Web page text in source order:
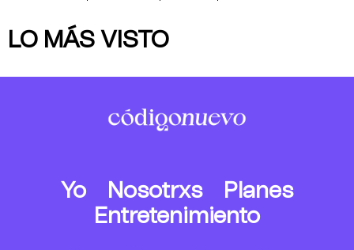
LO MÁS VISTO
Yo Nosotrxs
Planes
Entretenimiento